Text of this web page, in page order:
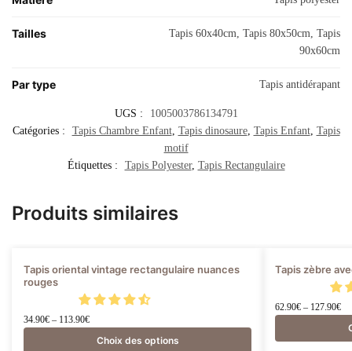
Tailles
Tapis 60x40cm, Tapis 80x50cm, Tapis
90x60cm
Par type Tapis antidérapant
UGS :
1005003786134791
Catégories :
Tapis Chambre Enfant, Tapis dinosaure, Tapis Enfant, Tapis
motif
Étiquettes :
Tapis Polyester, Tapis Rectangulaire
Produits similaires
Tapis oriental vintage rectangulaire nuances
rouges
34.90€ – 113.90€
Choix des options
Ce
produit
plusieurs
Tapis zèbre
62.90€ – 127.90€
Ce
a
variations.